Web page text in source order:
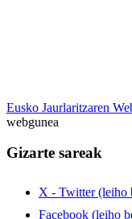
Eusko Jaurlaritzaren
webgunea
Gizarte sareak
X - Twitter (leiho
Facebook (leiho